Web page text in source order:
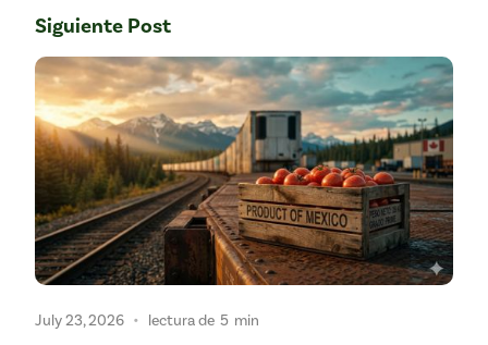
Siguiente Post
July 23, 2026 • lectura de 5 min